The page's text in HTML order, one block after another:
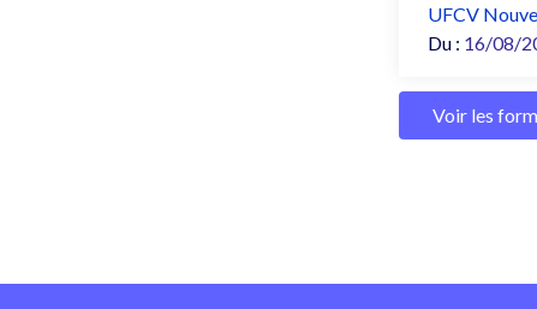
UFCV
Du : 16/08/
Voir les